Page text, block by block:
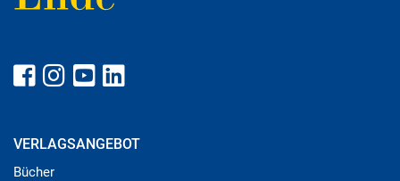
VERLAGSANGEBOT
Bücher